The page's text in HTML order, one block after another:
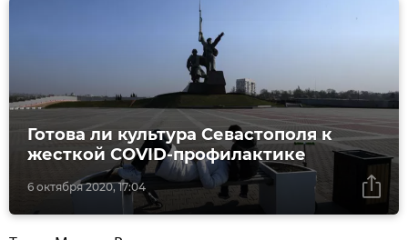
6 октября 2020, 17:04
Готова ли культура Севастополя к
жесткой COVID-профилактике